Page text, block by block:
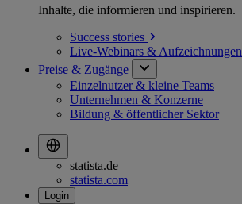
Inhalte, die informieren und inspirieren.
Success stories
Live-Webinars & Aufzeichnungen
Preise & Zugänge
Einzelnutzer & kleine Teams
Unternehmen & Konzerne
Bildung & öffentlicher Sektor
statista.de
statista.com